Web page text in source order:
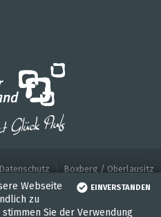
EINVERSTANDEN
Webseite
zu
Sie der Verwendung
Datenschutz Boxberg / Oberlausitz